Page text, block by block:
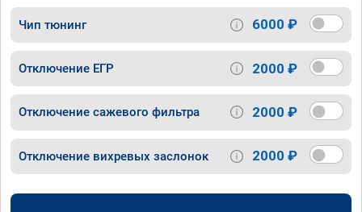
Чип тюнинг 6000 ₽
Отключение ЕГР 2000 ₽
Отключение сажевого фильтра 2000 ₽
Отключение вихревых заслонок 2000 ₽